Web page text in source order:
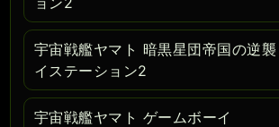
宇宙戦艦ヤマト 暗黒星団帝国の逆
イステーション2
宇宙戦艦ヤマト ゲームボーイ